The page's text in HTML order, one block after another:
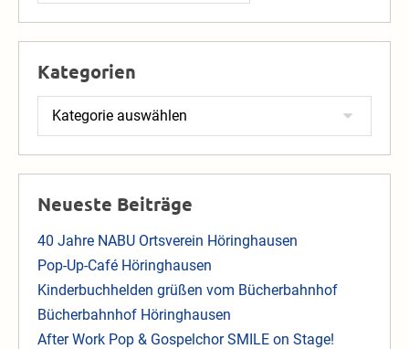
Kategorien
Kategorien
Neueste Beiträge
40 Jahre NABU Ortsverein Höringhausen
Pop-Up-Café Höringhausen
Kinderbuchhelden grüßen vom Bücherbahnhof
Bücherbahnhof Höringhausen
After Work Pop & Gospelchor SMILE on Stage!